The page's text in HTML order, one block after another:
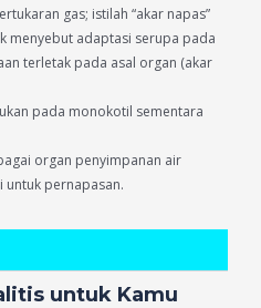
gas; istilah “akar napas”
menyebut adaptasi serupa pada
terletak pada asal organ (akar
pada monokotil sementara
organ penyimpanan air
untuk pernapasan.
untuk Kamu